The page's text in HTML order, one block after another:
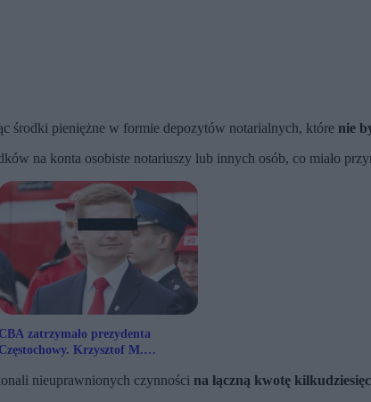
środki pieniężne w formie depozytów notarialnych, które nie
na konta osobiste notariuszy lub innych osób, co miało
CBA zatrzymało prezydenta
Częstochowy. Krzysztof M.
nieuprawnionych czynności na łączną kwotę